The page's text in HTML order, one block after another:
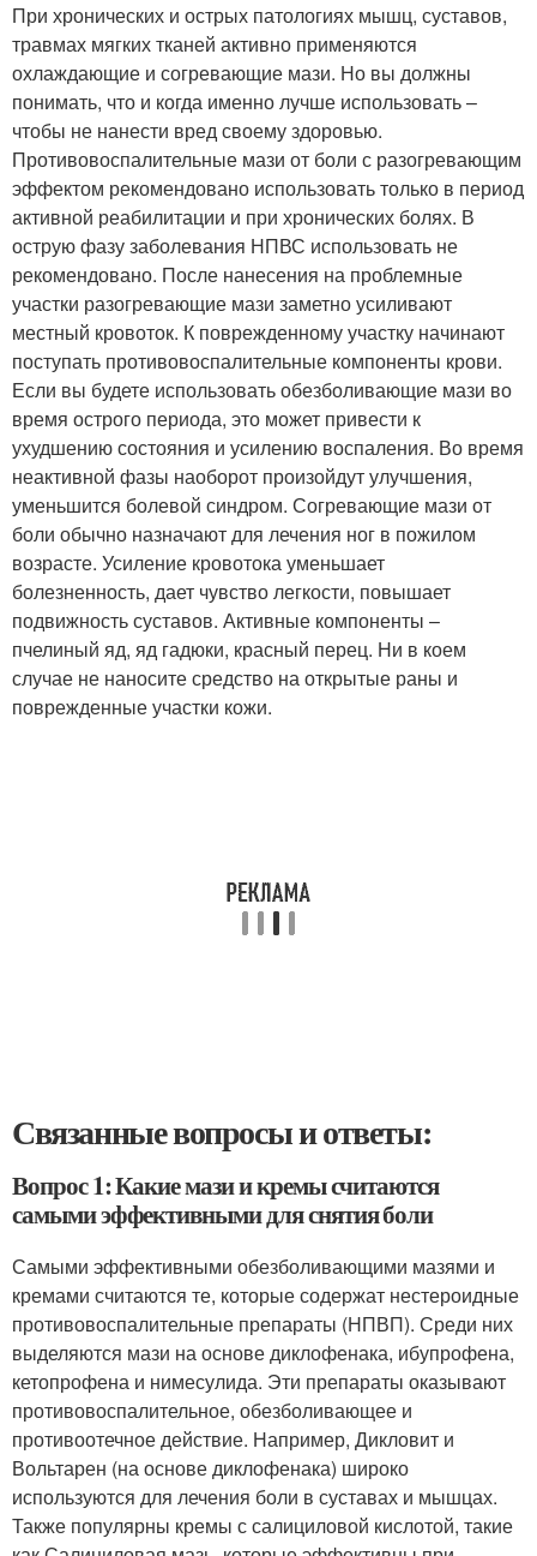
При хронических и острых патологиях мышц, суставов,
травмах мягких тканей активно применяются
охлаждающие и согревающие мази. Но вы должны
понимать, что и когда именно лучше использовать –
чтобы не нанести вред своему здоровью.
Противовоспалительные мази от боли с разогревающим
эффектом рекомендовано использовать только в период
активной реабилитации и при хронических болях. В
острую фазу заболевания НПВС использовать не
рекомендовано. После нанесения на проблемные
участки разогревающие мази заметно усиливают
местный кровоток. К поврежденному участку начинают
поступать противовоспалительные компоненты крови.
Если вы будете использовать обезболивающие мази во
время острого периода, это может привести к
ухудшению состояния и усилению воспаления. Во время
неактивной фазы наоборот произойдут улучшения,
уменьшится болевой синдром. Согревающие мази от
боли обычно назначают для лечения ног в пожилом
возрасте. Усиление кровотока уменьшает
болезненность, дает чувство легкости, повышает
подвижность суставов. Активные компоненты –
пчелиный яд, яд гадюки, красный перец. Ни в коем
случае не наносите средство на открытые раны и
поврежденные участки кожи.
Связанные вопросы и ответы:
Вопрос 1: Какие мази и кремы считаются
самыми эффективными для снятия боли
Самыми эффективными обезболивающими мазями и
кремами считаются те, которые содержат нестероидные
противовоспалительные препараты (НПВП). Среди них
выделяются мази на основе диклофенака, ибупрофена,
кетопрофена и нимесулида. Эти препараты оказывают
противовоспалительное, обезболивающее и
противоотечное действие. Например, Дикловит и
Вольтарен (на основе диклофенака) широко
используются для лечения боли в суставах и мышцах.
Также популярны кремы с салициловой кислотой, такие